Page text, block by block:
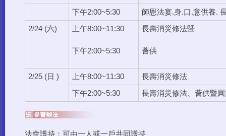
下午2:00~5:30 師恩法宴.身.口.意供養.
2/24 (六) 上午8:00~11:30
下午2:00~5:30
長壽消災修法暨
薈供
2/25 (日 ) 上午8:00~11:30 長壽消災修法
下午2:00~5:30 長壽消災修法、薈供暨
法會護持：可由一人或一戶共同護持